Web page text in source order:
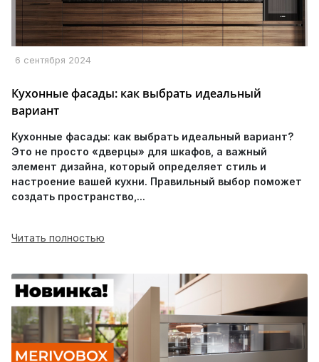
6 сентября 2024
Кухонные фасады: как выбрать идеальный
вариант
Кухонные фасады: как выбрать идеальный вариант?
Это не просто «дверцы» для шкафов, а важный
элемент дизайна, который определяет стиль и
настроение вашей кухни. Правильный выбор поможет
создать пространство,...
Читать полностью